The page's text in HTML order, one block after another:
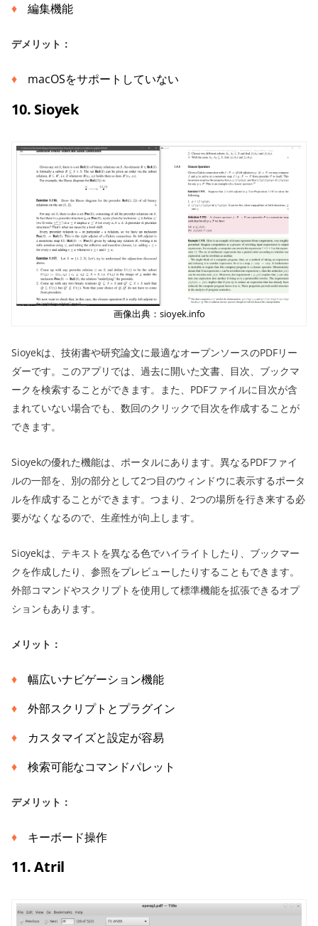
編集機能
デメリット：
macOSをサポートしていない
10. Sioyek
画像出典：sioyek.info
Sioyekは、技術書や研究論文に最適なオープンソースのPDFリー
ダーです。このアプリでは、過去に開いた文書、目次、ブックマ
ークを検索することができます。また、PDFファイルに目次が含
まれていない場合でも、数回のクリックで目次を作成することが
できます。
Sioyekの優れた機能は、ポータルにあります。異なるPDFファイ
ルの一部を、別の部分として2つ目のウィンドウに表示するポータ
ルを作成することができます。つまり、2つの場所を行き来する必
要がなくなるので、生産性が向上します。
Sioyekは、テキストを異なる色でハイライトしたり、ブックマー
クを作成したり、参照をプレビューしたりすることもできます。
外部コマンドやスクリプトを使用して標準機能を拡張できるオプ
ションもあります。
メリット：
幅広いナビゲーション機能
外部スクリプトとプラグイン
カスタマイズと設定が容易
検索可能なコマンドパレット
デメリット：
キーボード操作
11. Atril